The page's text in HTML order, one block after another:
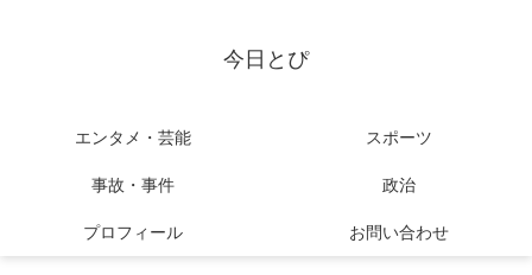
今日とぴ
エンタメ・芸能 スポーツ
事故・事件 政治
プロフィール お問い合わせ